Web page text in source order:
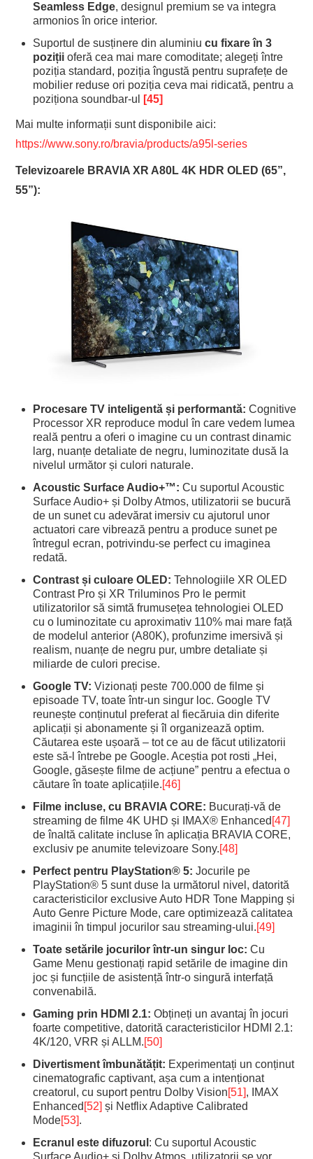
Seamless Edge, designul premium se va integra
armonios în orice interior.
Suportul de susținere din aluminiu cu fixare în 3
pozițiioferă cea mai mare comoditate; alegeți între
poziția standard, poziția îngustă pentru suprafețe de
mobilier reduse ori poziția ceva mai ridicată, pentru a
poziționa soundbar-ul
[45]
Mai multe informații sunt disponibile aici:
https://www.sony.ro/bravia/products/a95l-series
Televizoarele BRAVIA XR A80L 4K HDR OLED (65”,
55”):
Procesare TV inteligentă și performantă:Cognitive
Processor XR reproduce modul în care vedem lumea
reală pentru a oferi o imagine cu un contrast dinamic
larg, nuanțe detaliate de negru, luminozitate dusă la
nivelul următor și culori naturale.
Acoustic Surface Audio+™: Cu suportul Acoustic
Surface Audio+ și Dolby Atmos, utilizatorii se bucură
de un sunet cu adevărat imersiv cu ajutorul unor
actuatori care vibrează pentru a produce sunet pe
întregul ecran, potrivindu-se perfect cu imaginea
redată.
Contrast și culoare OLED: Tehnologiile XR OLED
Contrast Pro și XR Triluminos Pro le permit
utilizatorilor să simtă frumusețea tehnologiei OLED
cu o luminozitate cu aproximativ 110% mai mare față
de modelul anterior (A80K), profunzime imersivă și
realism, nuanțe de negru pur, umbre detaliate și
miliarde de culori precise.
Google TV:Vizionați peste 700.000 de filme și
episoade TV, toate într-un singur loc. Google TV
reunește conținutul preferat al fiecăruia din diferite
aplicații și abonamente și îl organizează optim.
Căutarea este ușoară – tot ce au de făcut utilizatorii
este să-l întrebe pe Google. Aceștia pot rosti „Hei,
Google, găsește filme de acțiune” pentru a efectua o
căutare în toate aplicațiile.[46]
Filme incluse, cu BRAVIA CORE: Bucurați-vă de
streaming de filme 4K UHD și IMAX® Enhanced [47]
de înaltă calitate incluse în aplicația BRAVIA CORE,
exclusiv pe anumite televizoare Sony.[48]
Perfect pentru PlayStation® 5:Jocurile pe
PlayStation® 5 sunt duse la următorul nivel, datorită
caracteristicilor exclusive Auto HDR Tone Mapping și
Auto Genre Picture Mode, care optimizează calitatea
imaginii în timpul jocurilor sau streaming-ului.[49]
Toate setările jocurilor într-un singur loc:Cu
Game Menu gestionați rapid setările de imagine din
joc și funcțiile de asistență într-o singură interfață
convenabilă.
Gaming prin HDMI 2.1:Obțineți un avantaj în jocuri
foarte competitive, datorită caracteristicilor HDMI 2.1:
4K/120, VRR și ALLM.[50]
Divertisment îmbunătățit: Experimentați un conținut
cinematografic captivant, așa cum a intenționat
creatorul, cu suport pentru Dolby Vision[51], IMAX
Enhanced [52] și Netflix Adaptive Calibrated
Mode[53].
Ecranul este difuzorul : Cu suportul Acoustic
Surface Audio+ și Dolby Atmos, utilizatorii se vor